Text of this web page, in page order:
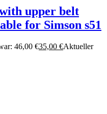
upper belt
for Simson s51
46,00 €35,00 €Aktueller